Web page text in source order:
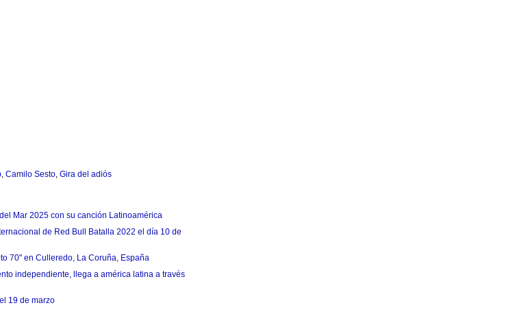
, Camilo Sesto, Gira del adiós
Mar 2025 con su canción Latinoamérica
de Red Bull Batalla 2022 el día 10 de
70" en Culleredo, La Coruña, España
independiente, llega a américa latina a través
19 de marzo